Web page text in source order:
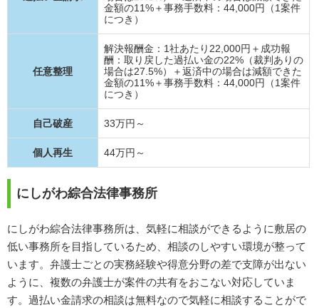
金額の11%＋事務手数料：44,000円（1案件
につき）
任意整理
解決報酬金：1社あたり22,000円＋成功報
酬：取り戻した過払い金の22%（裁判ありの
場合は27.5%）＋返済中の場合は減額できた
金額の11%＋事務手数料：44,000円（1案件
につき）
自己破産 33万円～
個人再生 44万円～
にしがわ綜合法律事務所
にしがわ綜合法律事務所は、気軽に相談ができるように敷居の
低い事務所を目指しているため、相談のしやすい環境が整って
います。弁護士ごとの実務経験や得意分野の差で支障が出ない
ように、複数の弁護士が案件の共有をおこない対応していま
す。過払い金請求の相談は無料なので気軽に相談することがで